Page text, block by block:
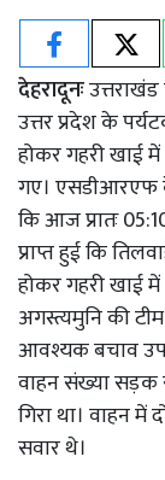
देहरादूनः
उत्तर प्रदेश के
होकर गहरी खाई
गए। एसडीआरएफ
कि आज प्रातः
प्राप्त हुई कि
होकर गहरी खाई में
अगस्त्यमुनि की
आवश्यक बचाव
वाहन संख्या सड़क
गिरा था। वाहन
सवार थे।